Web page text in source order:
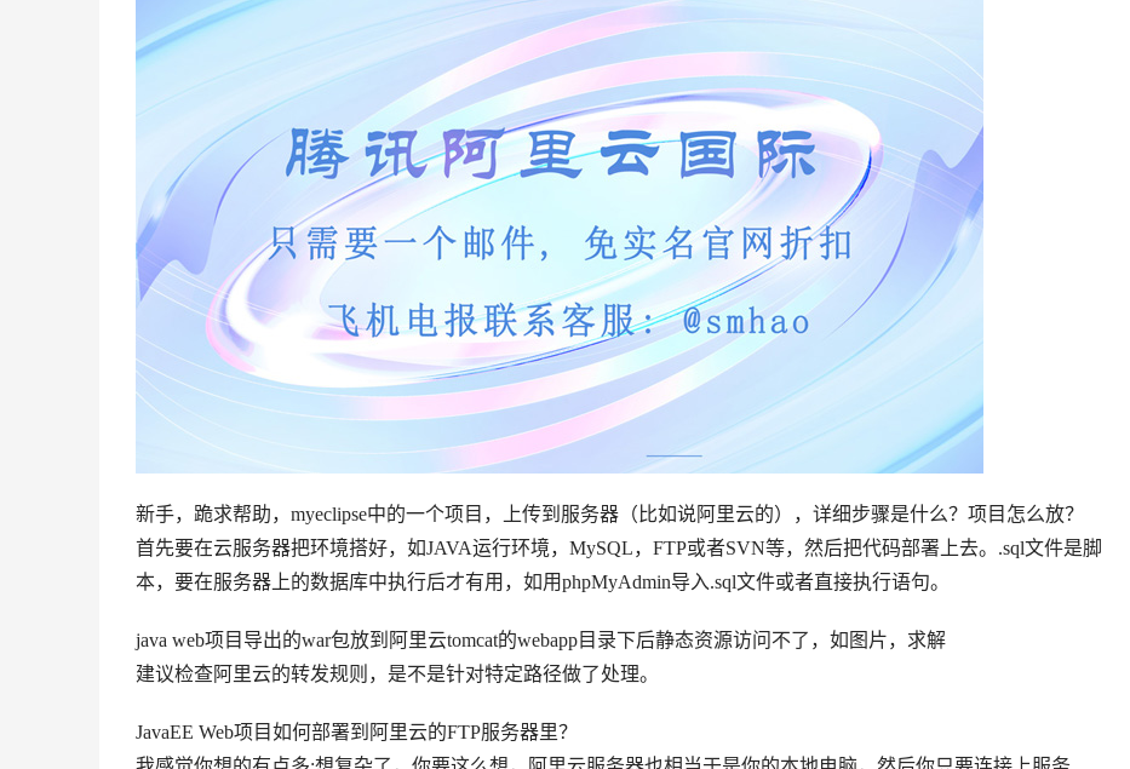
新手，跪求帮助，myeclipse中的一个项目，上传到服务器（比如说阿里云的），详细步骤是什么？项目怎么放？
首先要在云服务器把环境搭好，如JAVA运行环境，MySQL，FTP或者SVN等，然后把代码部署上去。.sql文件是脚
本，要在服务器上的数据库中执行后才有用，如用phpMyAdmin导入.sql文件或者直接执行语句。
java web项目导出的war包放到阿里云tomcat的webapp目录下后静态资源访问不了，如图片，求解
建议检查阿里云的转发规则，是不是针对特定路径做了处理。
JavaEE Web项目如何部署到阿里云的FTP服务器里？